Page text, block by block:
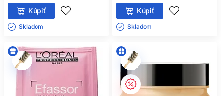
Kúpiť
Skladom ㅤ
Kúpiť
Skladom ㅤ